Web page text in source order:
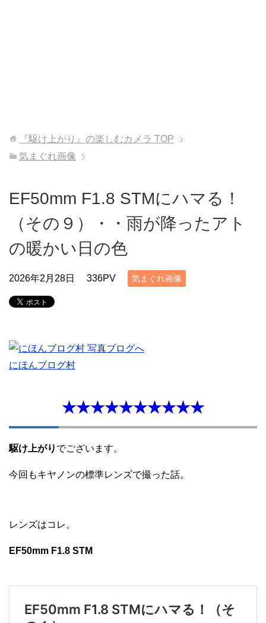
『駆け上がり』の楽しむカメラ TOP
気まぐれ画像
EF50mm F1.8 STMにハマる！
（その９）・・雨が降ったアト
の暖かい日の色
2026年2月28日 336PV 気まぐれ画像
にほんブログ村
★★★★★★★★★★
駆け上がり でございます。
今回もキヤノンの標準レンズで撮った話。
レンズはコレ。
EF50mm F1.8 STM